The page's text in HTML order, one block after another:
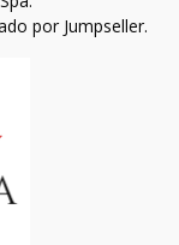
por Jumpseller.